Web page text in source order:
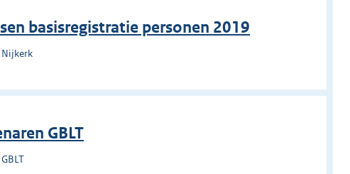
basisregistratie personen 2019
Nijkerk
GBLT